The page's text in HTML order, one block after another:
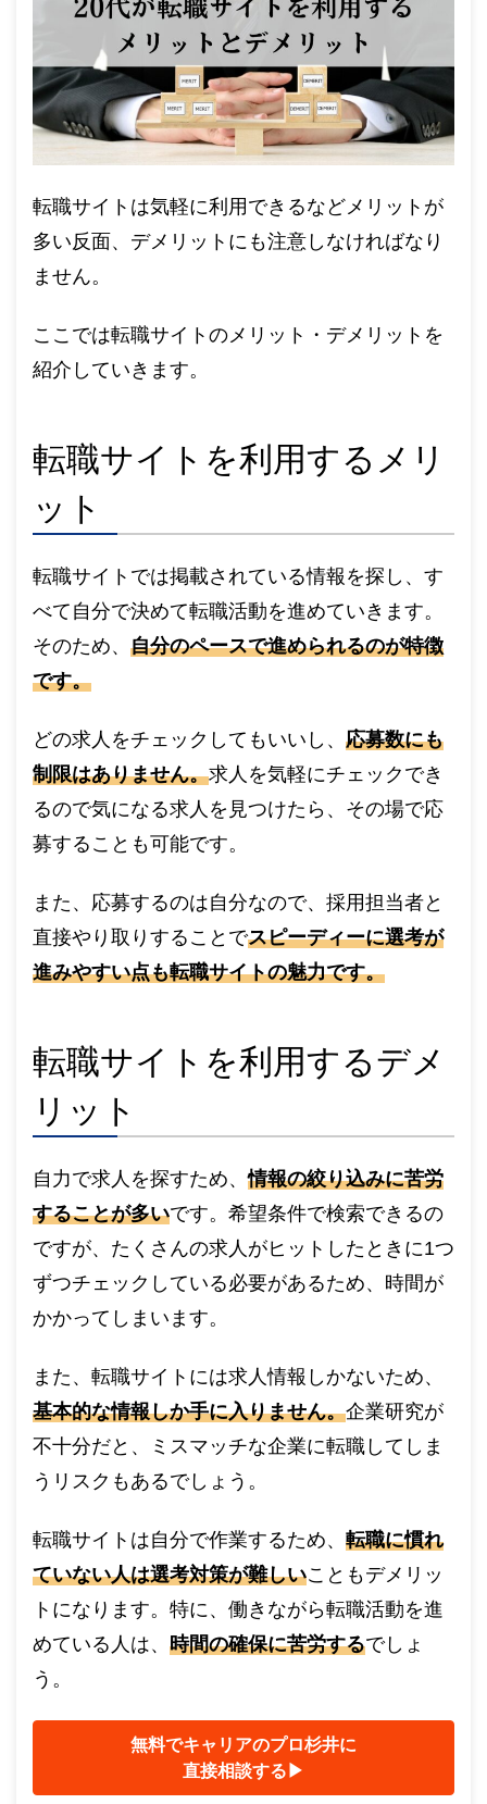
転職サイトは気軽に利用できるなどメリットが
多い反面、デメリットにも注意しなければなり
ません。
ここでは転職サイトのメリット・デメリットを
紹介していきます。
転職サイトを利用するメリ
ット
転職サイトでは掲載されている情報を探し、す
べて自分で決めて転職活動を進めていきます。
そのため、 自分のペースで進められるのが特徴
です。
どの求人をチェックしてもいいし、 応募数にも
制限はありません。求人を気軽にチェックでき
るので気になる求人を見つけたら、その場で応
募することも可能です。
また、応募するのは自分なので、採用担当者と
直接やり取りすることでスピーディーに選考が
進みやすい点も転職サイトの魅力です。
転職サイトを利用するデメ
リット
自力で求人を探すため、情報の絞り込みに苦労
することが多いです。希望条件で検索できるの
ですが、たくさんの求人がヒットしたときに1つ
ずつチェックしている必要があるため、時間が
かかってしまいます。
また、転職サイトには求人情報しかないため、
基本的な情報しか手に入りません。企業研究が
不十分だと、ミスマッチな企業に転職してしま
うリスクもあるでしょう。
転職サイトは自分で作業するため、 転職に慣れ
ていない人は選考対策が難しいこともデメリッ
トになります。特に、働きながら転職活動を進
めている人は、 時間の確保に苦労するでしょ
う。
無料でキャリアのプロ杉井に
直接相談する▶︎